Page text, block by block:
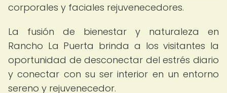
corporales y faciales rejuvenecedores.
La fusión de bienestar y naturaleza en
Rancho La Puerta brinda a los visitantes la
oportunidad de desconectar del estrés diario
y conectar con su ser interior en un entorno
sereno y rejuvenecedor.